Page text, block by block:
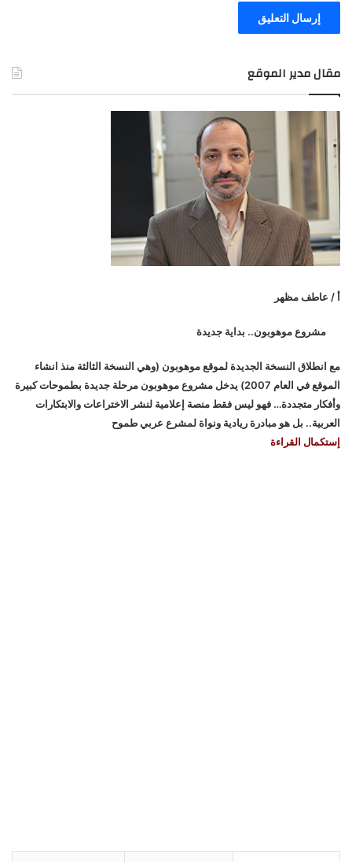
مقال مدير الموقع
أ / عاطف مظهر
مشروع موهوبون.. بداية جديدة
مع انطلاق النسخة الجديدة لموقع موهوبون (وهي النسخة الثالثة منذ انشاء
الموقع في العام 2007) يدخل مشروع موهوبون مرحلة جديدة بطموحات كبيرة
وأفكار متجددة… فهو ليس فقط منصة إعلامية لنشر الاختراعات والابتكارات
العربية.. بل هو مبادرة ريادية ونواة لمشرع عربي طموح
إستكمال القراءة